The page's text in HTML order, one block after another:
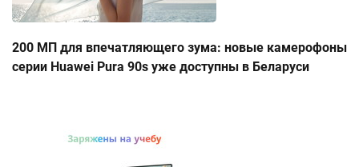
200 МП для впечатляющего зума: новые камерофоны
серии Huawei Pura 90s уже доступны в Беларуси